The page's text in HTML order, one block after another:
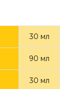
30 мл
90 мл
30 мл